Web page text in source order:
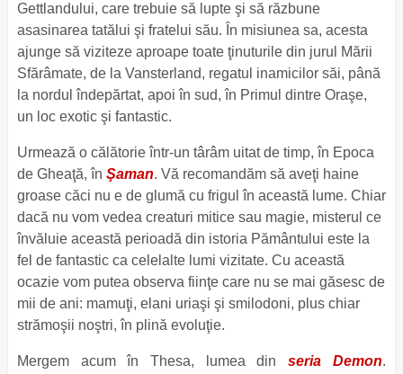
Gettlandului, care trebuie să lupte şi să răzbune
asasinarea tatălui şi fratelui său. În misiunea sa, acesta
ajunge să viziteze aproape toate ţinuturile din jurul Mării
Sfărâmate, de la Vansterland, regatul inamicilor săi, până
la nordul îndepărtat, apoi în sud, în Primul dintre Oraşe,
un loc exotic şi fantastic.
Urmează o călătorie într-un târâm uitat de timp, în Epoca
de Gheaţă, în Şaman. Vă recomandăm să aveţi haine
groase căci nu e de glumă cu frigul în această lume. Chiar
dacă nu vom vedea creaturi mitice sau magie, misterul ce
învăluie această perioadă din istoria Pământului este la
fel de fantastic ca celelalte lumi vizitate. Cu această
ocazie vom putea observa fiinţe care nu se mai găsesc de
mii de ani: mamuţi, elani uriaşi şi smilodoni, plus chiar
strămoşii noştri, în plină evoluţie.
Mergem acum în Thesa, lumea din seria Demon.